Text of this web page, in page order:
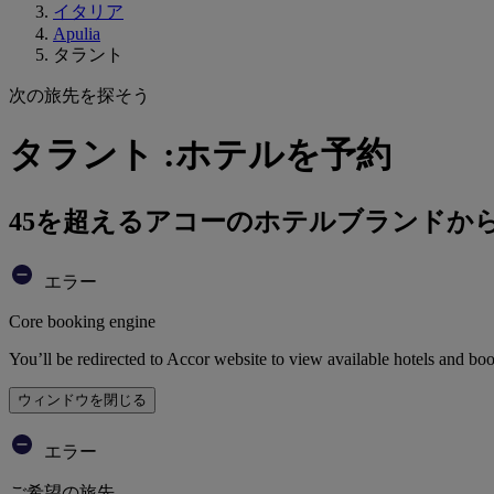
イタリア
Apulia
タラント
次の旅先を探そう
タラント :ホテルを予約
45を超えるアコーのホテルブランドか
エラー
Core booking engine
You’ll be redirected to Accor website to view available hotels and
ウィンドウを閉じる
エラー